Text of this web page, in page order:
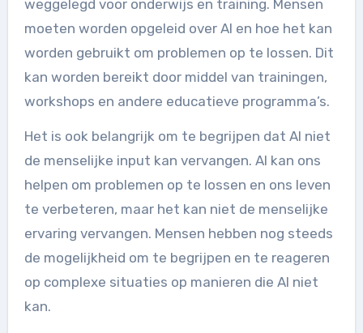
weggelegd voor onderwijs en training. Mensen
moeten worden opgeleid over AI en hoe het kan
worden gebruikt om problemen op te lossen. Dit
kan worden bereikt door middel van trainingen,
workshops en andere educatieve programma’s.
Het is ook belangrijk om te begrijpen dat AI niet
de menselijke input kan vervangen. AI kan ons
helpen om problemen op te lossen en ons leven
te verbeteren, maar het kan niet de menselijke
ervaring vervangen. Mensen hebben nog steeds
de mogelijkheid om te begrijpen en te reageren
op complexe situaties op manieren die AI niet
kan.